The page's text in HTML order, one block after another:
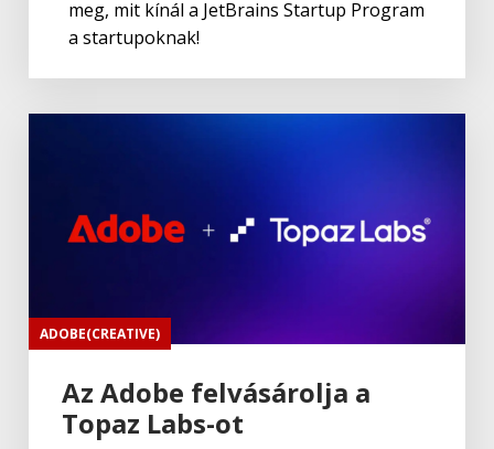
meg, mit kínál a JetBrains Startup Program
a startupoknak!
ADOBE(CREATIVE)
Az Adobe felvásárolja a
Topaz Labs-ot